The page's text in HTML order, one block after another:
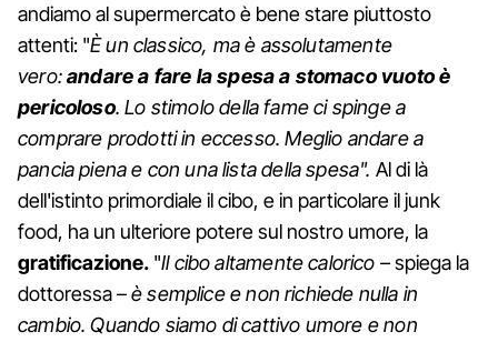
andiamo al supermercato è bene stare piuttosto
attenti: "È un classico, ma è assolutamente
vero:andare a fare la spesa a stomaco vuoto è
pericoloso. Lo stimolo della fame ci spinge a
comprare prodotti in eccesso. Meglio andare a
pancia piena e con una lista della spesa". Al di là
dell'istinto primordiale il cibo, e in particolare il junk
food, ha un ulteriore potere sul nostro umore, la
gratificazione. "Il cibo altamente calorico –spiega la
dottoressa –è semplice e non richiede nulla in
cambio. Quando siamo di cattivo umore e non